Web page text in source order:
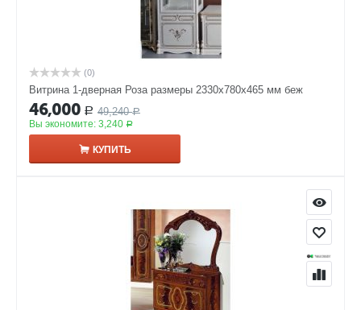
(0)
Витрина 1-дверная Роза размеры 2330x780x465 мм беж
46,000 Р 49,240 Р
Вы экономите: 3,240 Р
КУПИТЬ